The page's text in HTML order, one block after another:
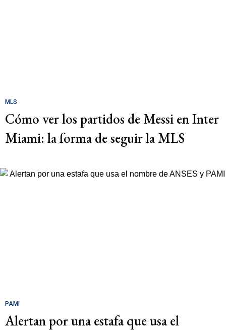
MLS
Cómo ver los partidos de Messi en Inter
Miami: la forma de seguir la MLS
PAMI
Alertan por una estafa que usa el